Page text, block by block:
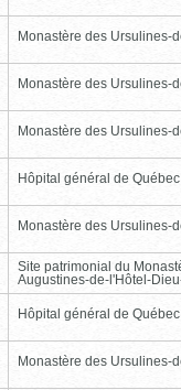
Monastère des Ursulines-
Monastère des Ursulines-
Monastère des Ursulines-
Hôpital général de Québec
Monastère des Ursulines-
Site patrimonial du
Augustines-de-l'Hôtel-
Hôpital général de Québec
Monastère des Ursulines-